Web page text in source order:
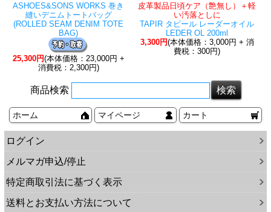
ASHOES&SONS WORKS 巻き
縫いデニムトートバッグ
(ROLLED SEAM DENIM TOTE
BAG)
25,300円(本体価格：23,000円 +
消費税：2,300円)
皮革製品日頃ケア（艶無し）＋軽
い汚落としに
TAPIR タピール レーダーオイル
LEDER OL 200ml
3,300円(本体価格：3,000円 + 消
費税：300円)
商品検索
ホーム マイページ カート
ログイン
メルマガ申込/停止
特定商取引法に基づく表示
送料とお支払い方法について